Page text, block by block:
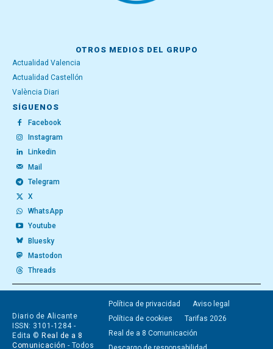
OTROS MEDIOS DEL GRUPO
Actualidad Valencia
Actualidad Castellón
València Diari
SÍGUENOS
Facebook
Instagram
Linkedin
Mail
Telegram
X
WhatsApp
Youtube
Bluesky
Mastodon
Threads
Diario de Alicante
ISSN: 3101-1284 -
Edita © Real de a 8
Comunicación - Todos
Política de privacidad
Aviso legal
Política de cookies
Tarifas 2026
Real de a 8 Comunicación